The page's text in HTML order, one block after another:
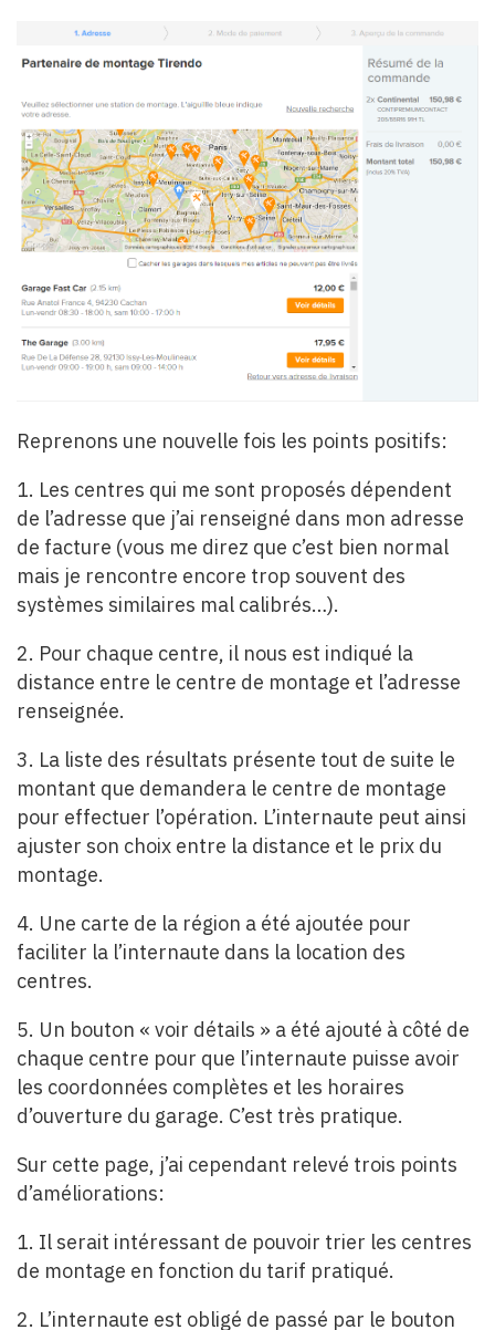
Reprenons une nouvelle fois les points positifs:
1. Les centres qui me sont proposés dépendent
de l’adresse que j’ai renseigné dans mon adresse
de facture (vous me direz que c’est bien normal
mais je rencontre encore trop souvent des
systèmes similaires mal calibrés…).
2. Pour chaque centre, il nous est indiqué la
distance entre le centre de montage et l’adresse
renseignée.
3. La liste des résultats présente tout de suite le
montant que demandera le centre de montage
pour effectuer l’opération. L’internaute peut ainsi
ajuster son choix entre la distance et le prix du
montage.
4. Une carte de la région a été ajoutée pour
faciliter la l’internaute dans la location des
centres.
5. Un bouton « voir détails » a été ajouté à côté de
chaque centre pour que l’internaute puisse avoir
les coordonnées complètes et les horaires
d’ouverture du garage. C’est très pratique.
Sur cette page, j’ai cependant relevé trois points
d’améliorations:
1. Il serait intéressant de pouvoir trier les centres
de montage en fonction du tarif pratiqué.
2. L’internaute est obligé de passé par le bouton